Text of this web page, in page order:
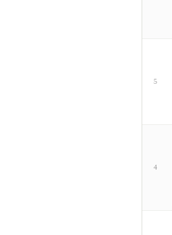
5
4